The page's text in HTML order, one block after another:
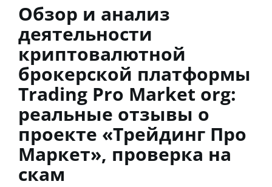
Обзор и анализ
деятельности
криптовалютной
брокерской платформы
Trading Pro Market org:
реальные отзывы о
проекте «Трейдинг Про
Маркет», проверка на
скам